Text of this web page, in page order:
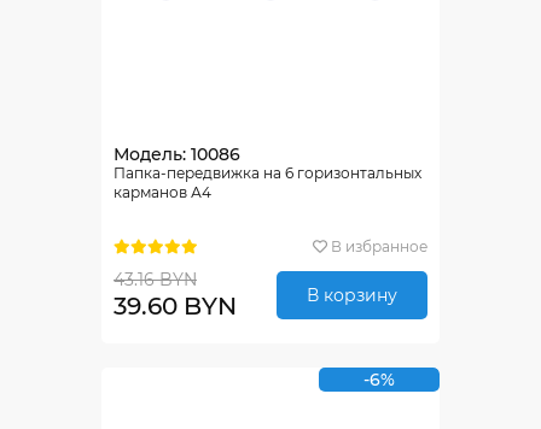
Модель: 10086
Папка-передвижка на 6 горизонтальных
карманов А4
В избранное
43.16 BYN
39.60 BYN В корзину
-6%